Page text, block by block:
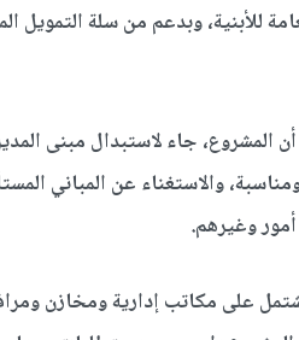
للأبنية، وبدعم من سلة التمويل
المشروع، جاء لاستبدال مبنى
والاستغناء عن المباني
وغيرهم.
يشتمل على مكاتب إدارية ومخازن